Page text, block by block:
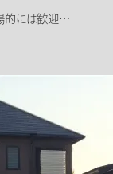
的には歓迎…